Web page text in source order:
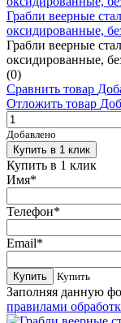
Грабли веерные
оксидированные,
Грабли веерные
оксидированные,
(0)
Сравнить товар
Отложить товар
Добавлено
Купить в 1 клик
Купить в 1 клик
Имя*
Телефон*
Email*
Купить Купить
Заполняя данную
правилами